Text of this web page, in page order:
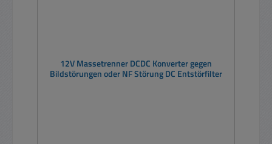
12V Massetrenner DCDC Konverter gegen
Bildstörungen oder NF Störung DC Entstörfilter